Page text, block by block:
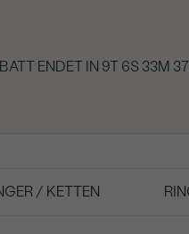
ENDET IN 9T 6S 33M
/ KETTEN